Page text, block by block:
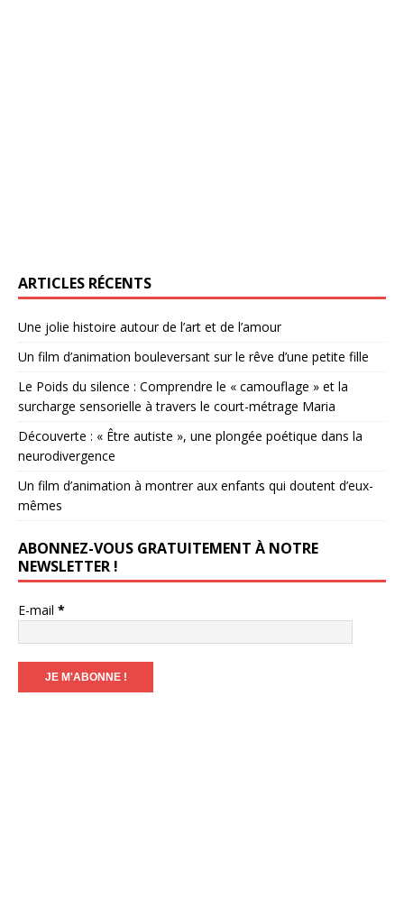
ARTICLES RÉCENTS
Une jolie histoire autour de l’art et de l’amour
Un film d’animation bouleversant sur le rêve d’une petite fille
Le Poids du silence : Comprendre le « camouflage » et la
surcharge sensorielle à travers le court-métrage Maria
Découverte : « Être autiste », une plongée poétique dans la
neurodivergence
Un film d’animation à montrer aux enfants qui doutent d’eux-
mêmes
ABONNEZ-VOUS GRATUITEMENT À NOTRE
NEWSLETTER !
E-mail *